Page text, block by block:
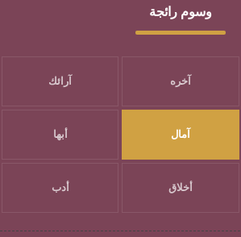
وسوم رائجة
آخره آرائك
آمال أبها
أخلاق أدب